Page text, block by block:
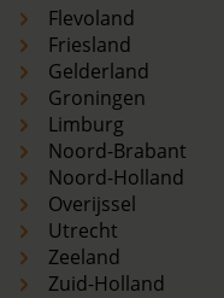
Flevoland
Friesland
Gelderland
Groningen
Limburg
Noord-Brabant
Noord-Holland
Overijssel
Utrecht
Zeeland
Zuid-Holland